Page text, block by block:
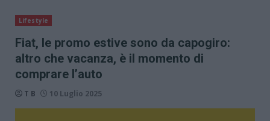
Lifestyle
Fiat, le promo estive sono da capogiro:
altro che vacanza, è il momento di
comprare l’auto
T B 10 Luglio 2025